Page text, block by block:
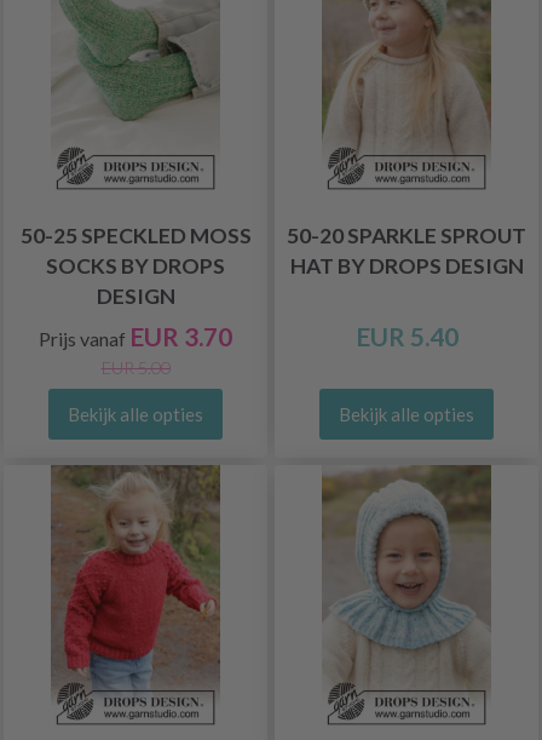
50-25 SPECKLED MOSS
SOCKS BY DROPS
DESIGN
Prijs vanaf EUR 3.70
EUR 5.00
Bekijk alle opties
50-20 SPARKLE SPROUT
HAT BY DROPS DESIGN
EUR 5.40
Bekijk alle opties